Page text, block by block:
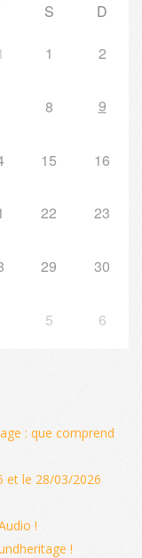
S D
1 2
8 9
15 16
22 23
29 30
5 6
: que comprend
et le 28/03/2026
!
!